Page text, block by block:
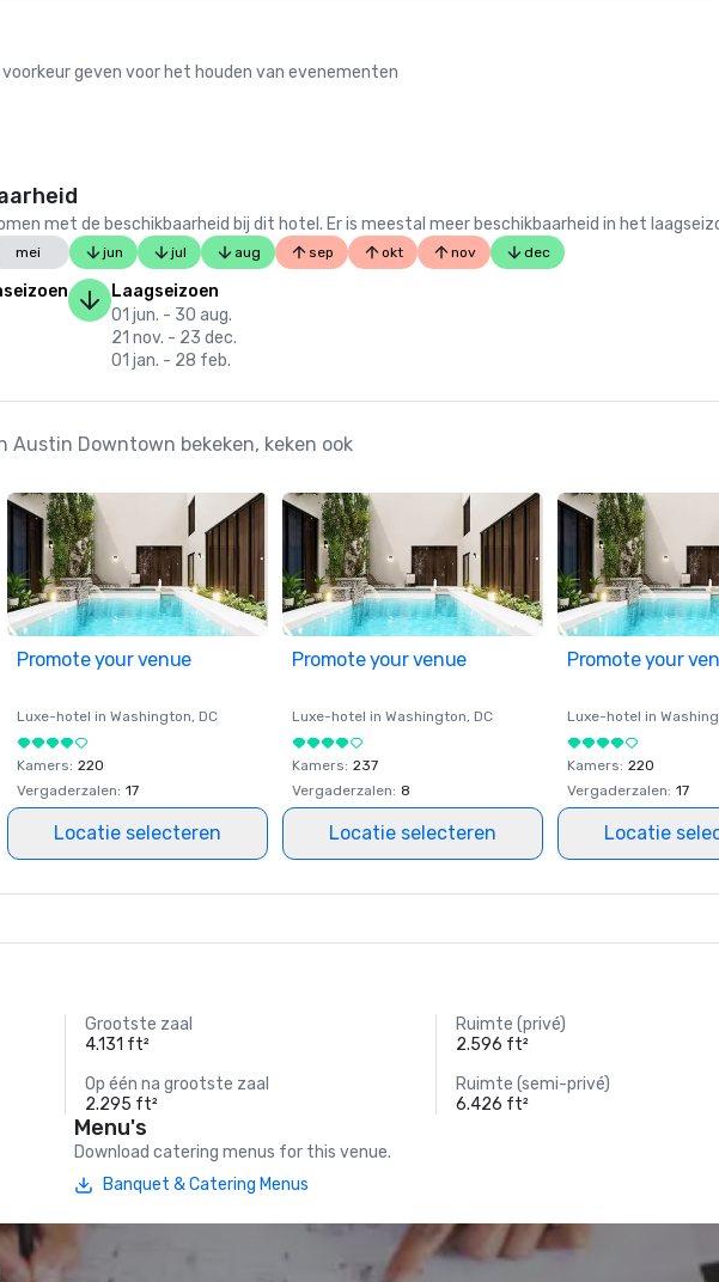
geven voor het houden van evenementen
met de beschikbaarheid bij dit hotel. Er is meestal meer beschikbaarheid in het
mei jun jul aug sep okt nov dec
Laagseizoen
01 jun. - 30 aug.
21 nov. - 23 dec.
01 jan. - 28 feb.
Austin Downtown bekeken, keken ook
Promote your venue
Luxe-hotel in Washington, DC
Kamers: 220
Vergaderzalen: 17
Locatie selecteren
Promote your venue
Luxe-hotel in Washington, DC
Kamers: 237
Vergaderzalen: 8
Locatie selecteren
Promote your
Luxe-hotel in
Kamers: 220
Vergaderzalen: 17
Locatie
Grootste zaal
4.131 ft²
Ruimte (privé)
2.596 ft²
Op één na grootste zaal
2.295 ft²
Ruimte (semi-privé)
6.426 ft²
Menu's
Download catering menus for this venue.
Banquet & Catering Menus